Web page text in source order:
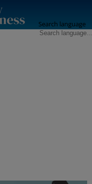
Search language